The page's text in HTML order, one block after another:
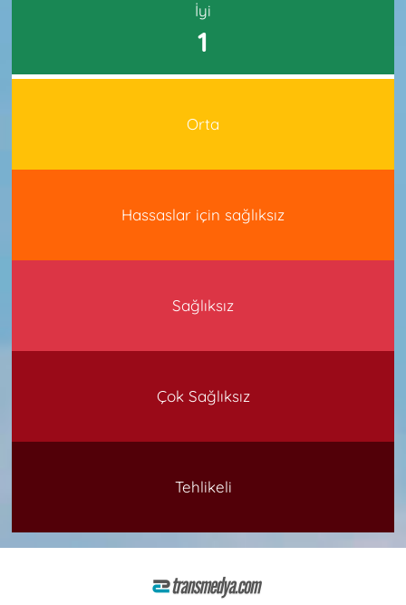
İyi
1
Orta
Hassaslar için sağlıksız
Sağlıksız
Çok Sağlıksız
Tehlikeli